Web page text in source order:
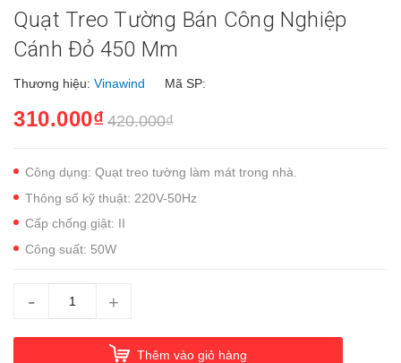
Quạt Treo Tường Bán Công Nghiệp
Cánh Đỏ 450 Mm
Thương hiệu: Vinawind Mã SP:
310.000₫ 420.000₫
Công dụng: Quạt treo tường làm mát trong nhà.
Thông số kỹ thuật: 220V-50Hz
Cấp chống giật: II
Công suất: 50W
- +
Thêm vào giỏ hàng